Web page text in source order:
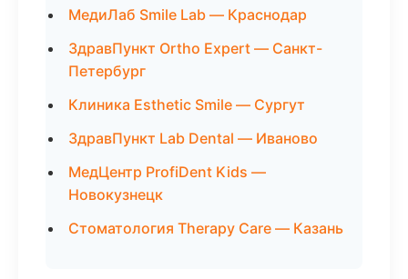
МедиЛаб Smile Lab — Краснодар
ЗдравПункт Ortho Expert — Санкт-
Петербург
Клиника Esthetic Smile — Сургут
ЗдравПункт Lab Dental — Иваново
МедЦентр ProfiDent Kids —
Новокузнецк
Стоматология Therapy Care — Казань